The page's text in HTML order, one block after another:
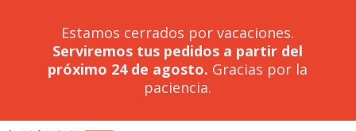
Estamos cerrados por vacaciones.
Serviremos tus pedidos a partir del
próximo 24 de agosto. Gracias por la
paciencia.